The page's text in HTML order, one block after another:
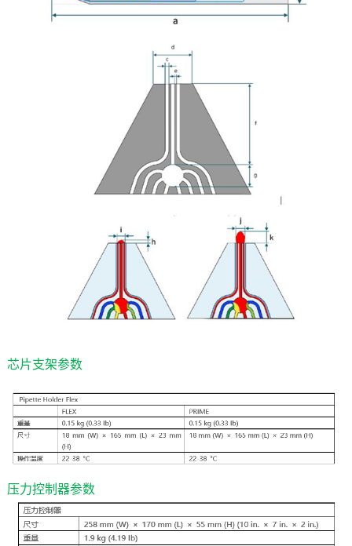
芯片支架参数
压力控制器参数